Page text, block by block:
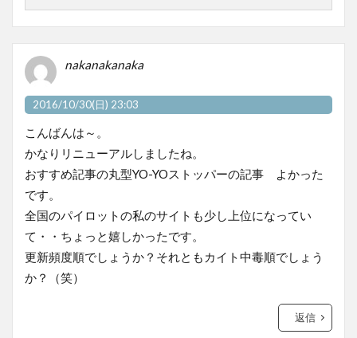
nakanakanaka
2016/10/30(日) 23:03
こんばんは～。
かなりリニューアルしましたね。
おすすめ記事の丸型YO-YOストッパーの記事 よかった
です。
全国のパイロットの私のサイトも少し上位になってい
て・・ちょっと嬉しかったです。
更新頻度順でしょうか？それともカイト中毒順でしょう
か？（笑）
返信